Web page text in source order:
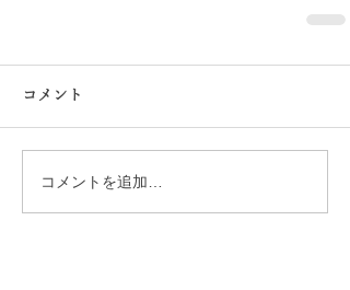
コメント
コメントを追加…